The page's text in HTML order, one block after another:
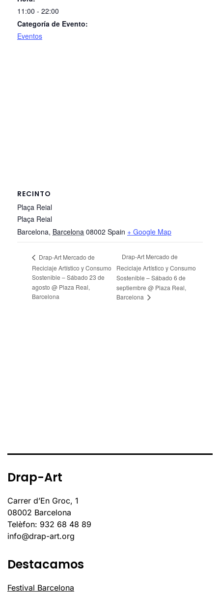
11:00 - 22:00
Categoría de Evento:
Eventos
RECINTO
Plaça Reial
Plaça Reial
Barcelona, Barcelona 08002 Spain + Google Map
Drap-Art Mercado de
Reciclaje Artístico y Consumo
Sostenible – Sábado 23 de
agosto @ Plaza Real,
Barcelona
Drap-Art Mercado de
Reciclaje Artístico y Consumo
Sostenible – Sábado 6 de
septiembre @ Plaza Real,
Barcelona
Drap-Art
Carrer d’En Groc, 1
08002 Barcelona
Telèfon: 932 68 48 89
info@drap-art.org
Destacamos
Festival Barcelona